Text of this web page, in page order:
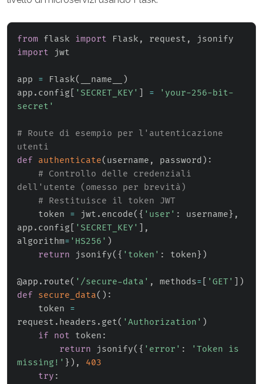
from flask import Flask , request ,
import jwt
app = Flask( __name__
)
app . config 'SECRET_KEY' =
'your-256-bit-
secret'
# Route di esempio per l'autenticazione
utenti
def
authenticate( username , password ) :
# Controllo delle credenziali
dell'utente (omesso per brevità)
# Restituisce il token JWT
    token
= jwt . encode( { 'user' : username } ,
app . config 'SECRET_KEY'
,
algorithm= 'HS256' )
return jsonify( { 'token' : token } )
@app . route( '/secure-data' , methods= 'GET'
)
def
secure_data( ) :
    token
=
request . headers . get( 'Authorization' )
if
not token :
return jsonify( { 'error' :
'Token is
missing!' } ) ,
403
try :